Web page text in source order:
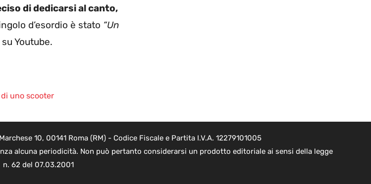
di dedicarsi al canto,
d’esordio è stato “Un
Youtube.
uno scooter
10, 00141 Roma (RM) - Codice Fiscale e Partita I.V.A. 12279101005
alcuna periodicità. Non può pertanto considerarsi un prodotto editoriale ai sensi della legge
n. 62 del 07.03.2001